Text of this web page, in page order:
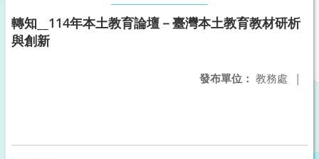
轉知__114年本土教育論壇－臺灣本土教育教材研析
與創新
發布單位： 教務處 |